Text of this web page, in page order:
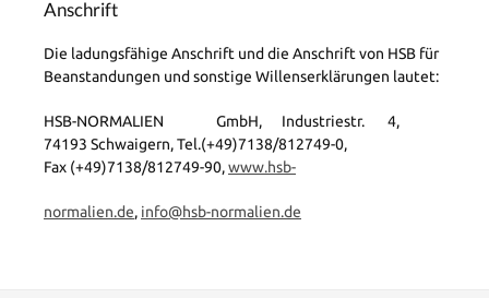
Anschrift
Die ladungsfähige Anschrift und die Anschrift von HSB für
Beanstandungen und sonstige Willenserklärungen lautet:
HSB-NORMALIEN GmbH, Industriestr. 4,
74193 Schwaigern, Tel.(+49)7138/812749-0,
Fax (+49)7138/812749-90,www.hsb-
normalien.de, info@hsb-normalien.de